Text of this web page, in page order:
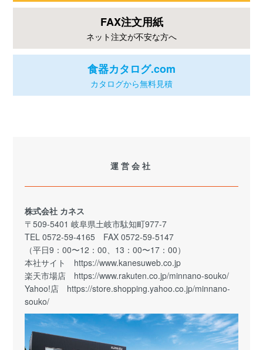
FAX注文用紙
ネット注文が不安な方へ
食器カタログ.com
カタログから無料見積
運営会社
株式会社 カネス
〒509-5401 岐阜県土岐市駄知町977-7
TEL 0572-59-4165 FAX 0572-59-5147
（平日9：00〜12：00、13：00〜17：00）
本社サイト https://www.kanesuweb.co.jp
楽天市場店 https://www.rakuten.co.jp/minnano-souko/
Yahoo!店 https://store.shopping.yahoo.co.jp/minnano-
souko/